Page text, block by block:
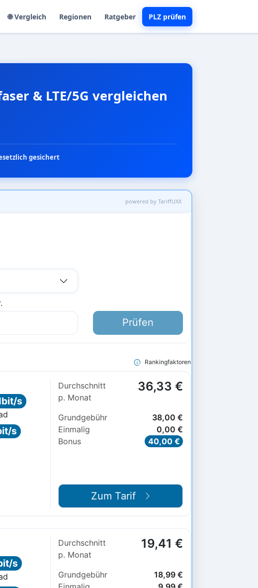
🌐 Vergleich Regionen Ratgeber PLZ prüfen
& LTE/5G vergleichen
gesichert
powered by TariffUXX